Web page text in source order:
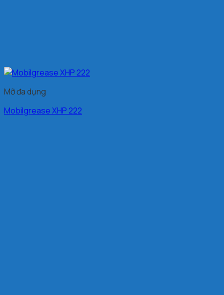
Mỡ đa dụng
Mobilgrease XHP 222